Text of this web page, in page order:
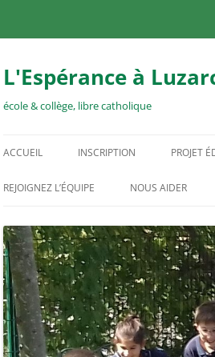
Aller
L'Espérance à
école & collège, libre catholique
ACCUEIL INSCRIPTION PROJET
REJOIGNEZ L’ÉQUIPE NOUS AIDER